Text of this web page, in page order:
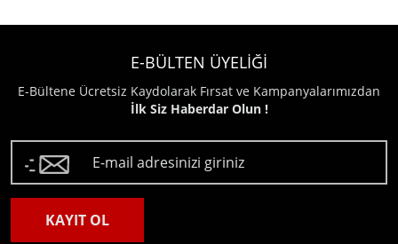
E-BÜLTEN ÜYELİĞİ
E-Bültene Ücretsiz Kaydolarak Fırsat ve Kampanyalarımızdan
İlk Siz Haberdar Olun !
KAYIT OL